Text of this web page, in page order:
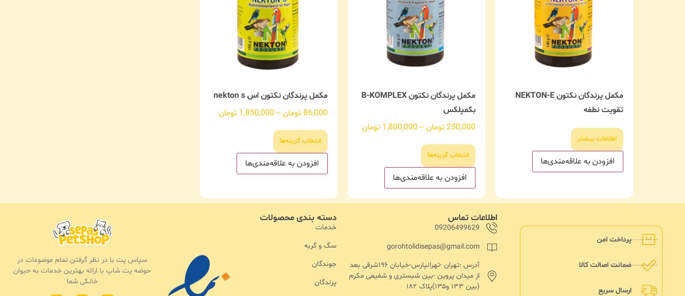
مکمل پرندگان نکتون NEKTON-E
تقویت نطفه
اطلاعات بیشتر
افزودن به علاقه‌مندی‌ها
مکمل پرندگان نکتون B-KOMPLEX
بکمپلکس
250,000تومان–
1,800,000 تومان
انتخاب گزینه‌ها
افزودن به علاقه‌مندی‌ها
مکمل پرندگان نکتون اس nekton s
86,000 تومان–
1,850,000 تومان
انتخاب گزینه‌ها
افزودن به علاقه‌مندی‌ها
پرداخت امن
ضمانت اصالت کالا
ارسال سریع
اطلاعات تماس
09206499629
gorohtolidisepas@gmail.com
آدرس :تهران -تهرانپارس-خیابان ۱۹۶شرقی بعد
از میدان پروین -بین شبستری و شفیعی مکرم
(بین ۱۳۳ و۱۳۵)پلاک ۱۸۲
دسته بندی محصولات
خدمات
سگ و گربه
جوندگان
پرندگان
سپاس پت با در نظر گرفتن تمام موضوعات در
حوضه پت شاپ با ارائه بهترین خدمات به حیوان
خانکی شما